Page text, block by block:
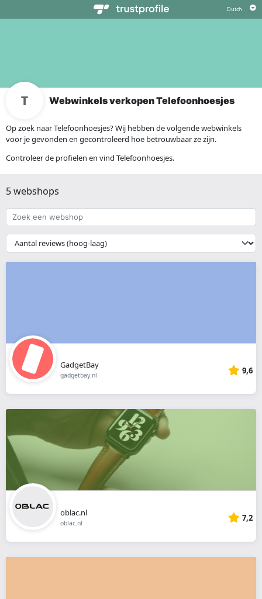
Webwinkels verkopen Telefoonhoesjes
Op zoek naar Telefoonhoesjes? Wij hebben de volgende webwinkels
voor je gevonden en gecontroleerd hoe betrouwbaar ze zijn.
Controleer de profielen en vind Telefoonhoesjes.
5 webshops
Zoek
een
webshop
{{
__('Sort')
}}
GadgetBay
gadgetbay.nl 9,6
oblac.nl
oblac.nl 7,2